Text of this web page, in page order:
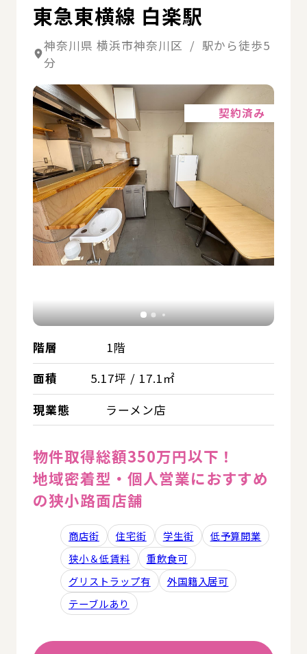
東急東横線 白楽駅
神奈川県 横浜市神奈川区 / 駅から徒歩5
分
契約済み
階層
1階
面積
5.17坪 / 17.1㎡
現業態
ラーメン店
物件取得総額350万円以下！
地域密着型・個人営業におすすめ
の狭小路面店舗
商店街 住宅街 学生街
低予算開業
狭小＆低賃料
重飲食可
グリストラップ有
外国籍入居可
テーブルあり